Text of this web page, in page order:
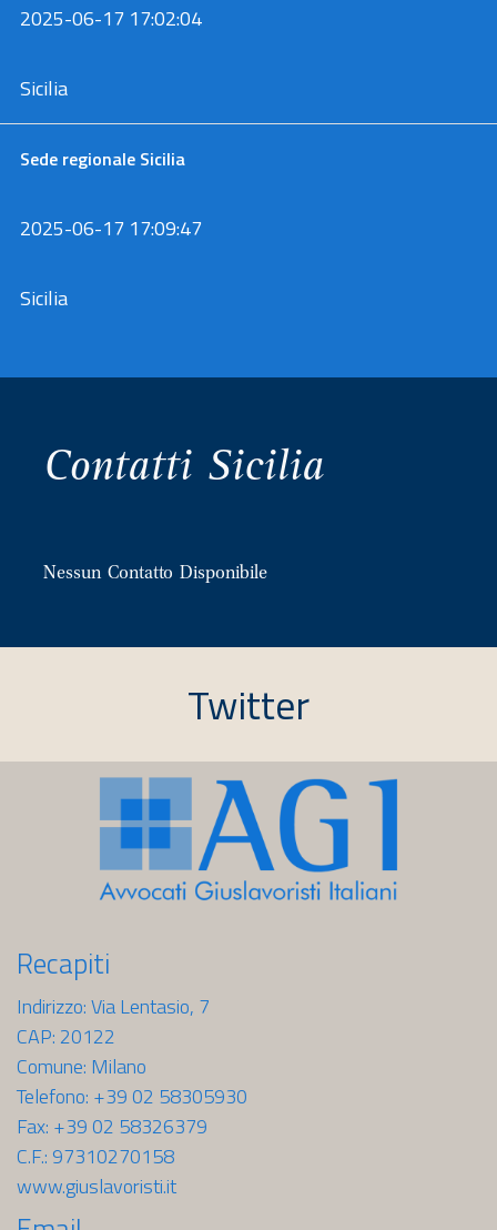
2025-06-17 17:02:04
Sicilia
Sede regionale Sicilia
2025-06-17 17:09:47
Sicilia
Contatti Sicilia
Nessun Contatto Disponibile
Twitter
Recapiti
Indirizzo: Via Lentasio, 7
CAP: 20122
Comune: Milano
Telefono: +39 02 58305930
Fax: +39 02 58326379
C.F.: 97310270158
www.giuslavoristi.it